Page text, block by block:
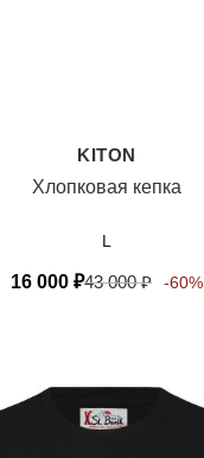
KITON
Хлопковая кепка
L
16 000 ₽43 000₽ -60%